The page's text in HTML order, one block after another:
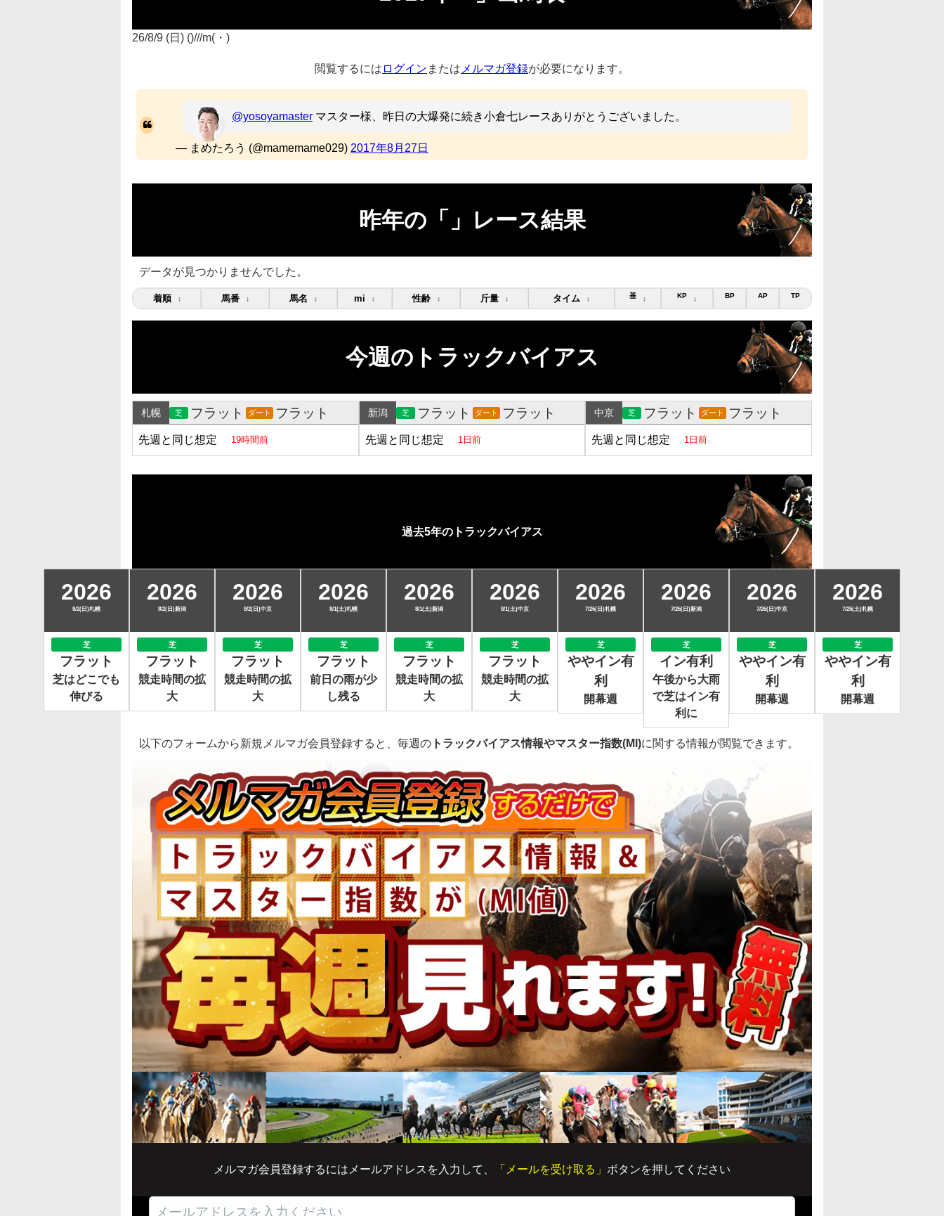
26/8/9 (日) ()///m(・)
閲覧するには ログイン または メルマガ登録が必要になります。
@yosoyamaster マスター様、昨日の大爆発に続き小倉七レースありがとうございました。
— まめたろう (@mamemame029) 2017年8月27日
昨年の「」レース結果
データが見つかりませんでした。
着順 ↕ 馬番 ↕ 馬名 ↕ mi ↕ 性齢 ↕ 斤量 ↕ タイム ↕ 基 ↕ KP ↕ BP AP TP
今週のトラックバイアス
札幌 芝 フラット ダート フラット
先週と同じ想定 19時間前
新潟 芝 フラット ダート フラット
先週と同じ想定 1日前
中京 芝 フラット ダート フラット
先週と同じ想定 1日前
過去5年のトラックバイアス
2026
8/2(日)札幌
芝
フラット
芝はどこでも
伸びる
2026
8/2(日)新潟
芝
フラット
競走時間の拡
大
2026
8/2(日)中京
芝
フラット
競走時間の拡
大
2026
8/1(土)札幌
芝
フラット
前日の雨が少
し残る
2026
8/1(土)新潟
芝
フラット
競走時間の拡
大
2026
8/1(土)中京
芝
フラット
競走時間の拡
大
2026
7/26(日)札幌
芝
ややイン有
利
開幕週
2026
7/26(日)新潟
芝
イン有利
午後から大雨
で芝はイン有
利に
2026
7/26(日)中京
芝
ややイン有
利
開幕週
2026
7/25(土)札幌
芝
ややイン有
利
開幕週
以下のフォームから新規メルマガ会員登録すると、毎週の トラックバイアス情報やマスター指数(MI)に関する情報が閲覧できます。
メルマガ会員登録するにはメールアドレスを入力して、 「メールを受け取る」 ボタンを押してください